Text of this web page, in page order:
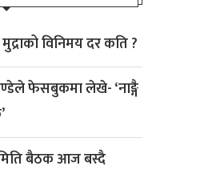
विनिमय दर कति ?
फेसबुकमा लेखे- ‘नाङ्गै
बैठक आज बस्दै